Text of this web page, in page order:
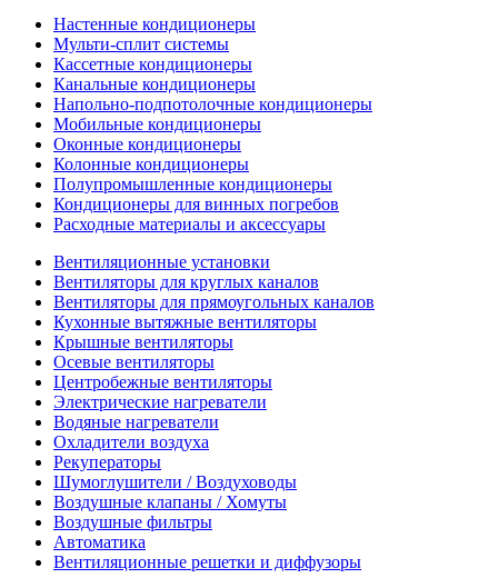
Настенные кондиционеры
Мульти-сплит системы
Кассетные кондиционеры
Канальные кондиционеры
Напольно-подпотолочные кондиционеры
Мобильные кондиционеры
Оконные кондиционеры
Колонные кондиционеры
Полупромышленные кондиционеры
Кондиционеры для винных погребов
Расходные материалы и аксессуары
Вентиляционные установки
Вентиляторы для круглых каналов
Вентиляторы для прямоугольных каналов
Кухонные вытяжные вентиляторы
Крышные вентиляторы
Осевые вентиляторы
Центробежные вентиляторы
Электрические нагреватели
Водяные нагреватели
Охладители воздуха
Рекуператоры
Шумоглушители / Воздуховоды
Воздушные клапаны / Хомуты
Воздушные фильтры
Автоматика
Вентиляционные решетки и диффузоры